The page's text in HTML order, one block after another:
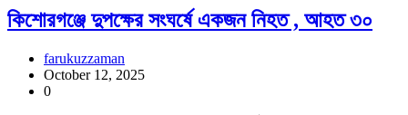
কিশোরগঞ্জে দুপক্ষের সংঘর্ষে একজন নিহত , আহত ৩০
farukuzzaman
October 12, 2025
0